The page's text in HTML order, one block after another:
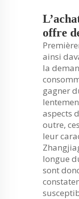
offre
ainsi
la
gagner
aspects
outre,
leur
longue
sont